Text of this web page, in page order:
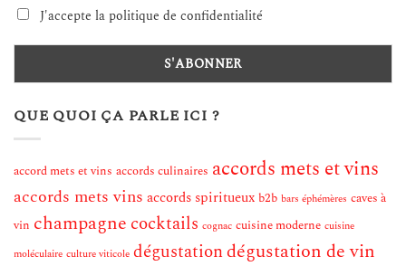
J'accepte la politique de confidentialité
QUE QUOI ÇA PARLE ICI ?
accord mets et vins accords culinaires accords mets et vins
accords mets vins accords spiritueux b2b bars éphémères caves à
vin champagne cocktails cognac cuisine moderne cuisine
moléculaire culture viticole dégustationdégustation de vin